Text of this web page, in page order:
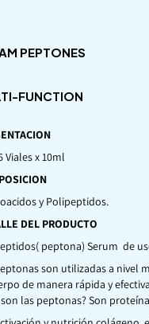
PEPTONES
FUNCTION
Viales x 10ml
y Polipeptidos.
DEL PRODUCTO
peptona) Serum de
son utilizadas a nivel
de manera rápida y
son las peptonas? Son